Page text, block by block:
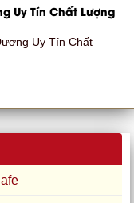
Uy Tín Chất Lượng
Uy Tín Chất